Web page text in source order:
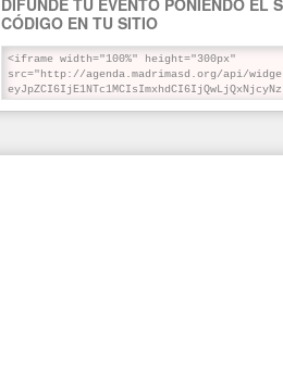
CÓDIGO EN TU SITIO